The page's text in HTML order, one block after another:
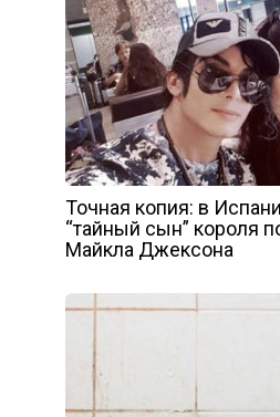
Точная копия: в
“тайный сын” короля
Майкла Джексона